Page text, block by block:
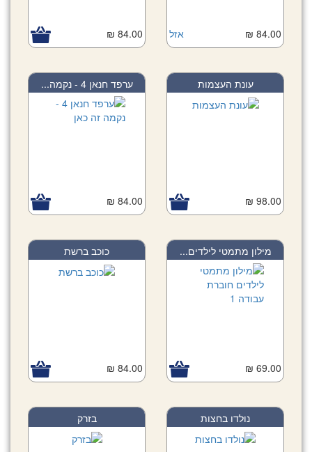
אזל 84.00 ₪
84.00 ₪
עונת העצמות
98.00 ₪
ערפד חנאן 4 - נקמה...
84.00 ₪
מילון מתמטי לילדים...
69.00 ₪
כוכב ברשת
84.00 ₪
נולדו בחצות בזרק